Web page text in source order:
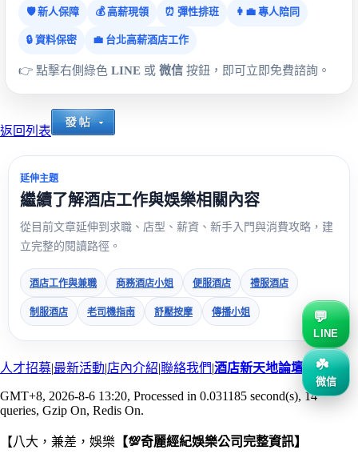
🛡️ 新人保障 💰 高薪現領 ⏰ 彈性排班 👩‍💼 專人陪同
🔒 資料保密 💼 台北高薪酒店工作
👉 點擊右側綠色 LINE 或 微信 按鈕，即可立即免費諮詢。
返回列表
延伸主題
繼續了解酒店工作與娛樂相關內容
從目前文章延伸到求職、店型、薪資、新手入門與消費攻略，建
立完整的閱讀路徑。
酒店工作與兼職 商務酒店小姐 便服酒店 禮服酒店
制服酒店 老司機指南 舒壓按摩 傳播小姐
人才招募|最新活動|店內介紹|聯絡我們|酒店新天地論壇
GMT+8, 2026-8-6 13:20, Processed in 0.031185 second(s), 14
queries, Gzip On, Redis On.
【八大，兼差，娛樂 【💯奇麗經紀娛樂公司完整資訊】
LINE
微信